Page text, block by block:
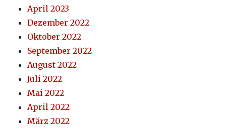
April 2023
Dezember 2022
Oktober 2022
September 2022
August 2022
Juli 2022
Mai 2022
April 2022
März 2022